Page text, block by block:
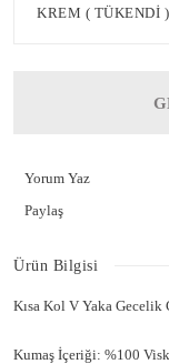
Yorum Yaz
Paylaş
Ürün Bilgisi
Kısa Kol V Yaka Gecelik
Kumaş İçeriği: %100